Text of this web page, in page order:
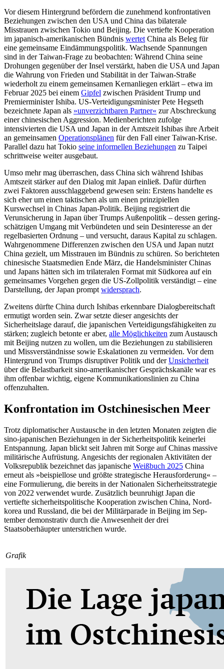
Vor diesem Hintergrund befördern die zunehmend konfrontativen
Beziehungen zwischen den USA und China das bilaterale
Misstrauen zwischen Tokio und Beijing. Die vertiefte Kooperation
im japanisch-amerika­nischen Bündnis wertet China als Beleg für
eine gemeinsame Eindämmungspolitik. Wachsende Spannungen
sind in der Taiwan-Frage zu beobachten: Während China seine
Drohungen gegenüber der Insel ver­stärkt, haben die USA und Japan
die Wah­rung von Frieden und Stabilität in der Taiwan-Straße
wiederholt zu einem gemein­samen Kern­anliegen erklärt – etwa im
Februar 2025 bei einem Gipfel zwischen Präsident Trump und
Premierminister Ishiba. US-Verteidi­gungsminister Pete Hegseth
bezeichnete Japan als »unverzicht­baren Partner« zur Abschreckung
einer chinesischen Aggression. Medienberichten zufolge
intensivierten die USA und Japan in der Amtszeit Ishibas ihre Arbeit
an gemein­samen Operationsplänen für den Fall einer Taiwan-Krise.
Parallel dazu hat Tokio seine informellen Beziehungen zu Taipei
schrittweise weiter aus­gebaut.
Umso mehr mag überraschen, dass Chi­na sich während Ishibas
Amtszeit stärker auf den Dialog mit Japan einließ. Dafür dürften
zwei Faktoren ausschlaggebend gewesen sein: Erstens handelte es
sich eher um einen taktischen als um einen prinzipiellen
Kurswechsel in Chinas Japan-Poli­tik. Beijing registriert die
Verunsicherung in Japan über Trumps Außenpolitik – dessen gering­
schätzigen Umgang mit Ver­bündeten und sein Desinteresse an der
regelbasierten Ord­nung – und versucht, daraus Kapital zu schlagen.
Wahrgenommene Differenzen zwischen den USA und Japan nutzt
China gezielt, um Misstrauen im Bündnis zu schüren. So berichteten
chinesische Staats­medien Ende März, die Handelsminister Chinas
und Japans hätten sich im trilateralen Format mit Südkorea auf ein
gemeinsames Vorgehen gegen die US-Zollpolitik verständigt – eine
Darstellung, der Japan prompt widersprach.
Zweitens dürfte China durch Ishibas erkennbare Dialogbereitschaft
ermutigt worden sein. Zwar setzte dieser angesichts der
Sicherheitslage darauf, die japa­nischen Verteidigungsfähigkeiten zu
stärken; zu­gleich betonte er aber, alle Möglichkeiten zum Austausch
mit Beijing nutzen zu wollen, um die Beziehungen zu stabilisieren
und Missverständnisse sowie Eskalationen zu vermeiden. Vor dem
Hintergrund von Trumps disruptiver Politik und derUnsicherheit
über die Belastbarkeit sino-ameri­kanischer Gesprächskanäle war es
ihm offenbar wichtig, eigene Kommunikationslinien zu China
offenzuhalten.
Konfrontation im Ostchinesischen Meer
Trotz diplomatischer Austausche in den letz­ten Monaten zeigten die
sino-japani­schen Beziehungen in der Sicherheitspolitik keinerlei
Entspannung. Japan blickt seit Jahren mit Sorge auf Chinas massive
mili­tärische Aufrüstung. Angesichts der regio­nalen Aktivitäten der
Volksrepublik be­zeichnet das japanische Weißbuch 2025 China
erneut als »beispiellose und größte strategische Herausforderung« –
eine Formulierung, die bereits in der Nationalen Sicherheitsstrategie
von 2022 verwendet wurde. Zusätzlich beun­ruhigt Japan die
vertiefte sicherheitspolitische Kooperation zwischen China, Nord­
korea und Russland, die bei der Militär­parade in Beijing im Sep­
tember demon­strativ durch die Anwesen­heit der drei
Staatsoberhäupter unter­strichen wurde.
Grafik